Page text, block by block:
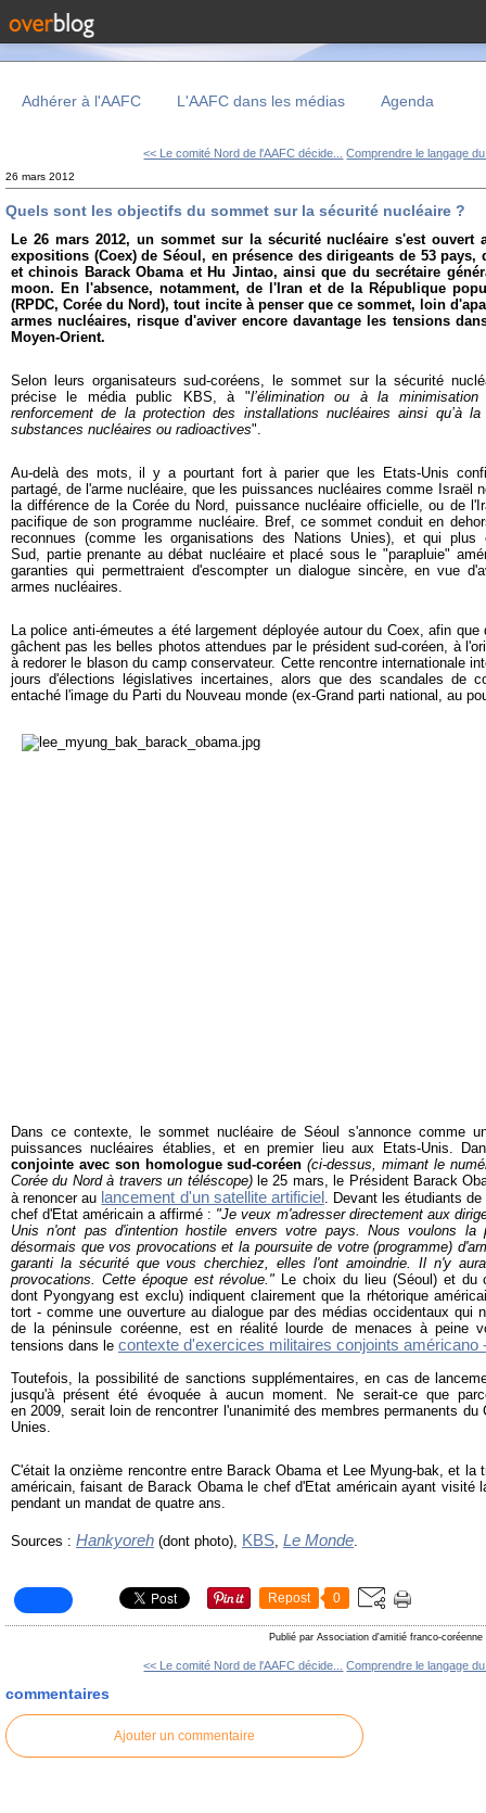
Adhérer à l'AAFC L'AAFC dans les médias Agenda
<< Le comité Nord de l'AAFC décide... Comprendre le langage
26 mars 2012
Quels sont les objectifs du sommet sur la sécurité nucléaire ?
Le 26 mars 2012, un sommet sur la sécurité nucléaire s'est ouvert
expositions (Coex) de Séoul, en présence des dirigeants de 53
et chinois Barack Obama et Hu Jintao, ainsi que du secrétaire
moon. En l'absence, notamment, de l'Iran et de la République
(RPDC, Corée du Nord), tout incite à penser que ce sommet, loin
armes nucléaires, risque d'aviver encore davantage les tensions
Moyen-Orient.
Selon leurs organisateurs sud-coréens, le sommet sur la sécurité
précise le média public KBS, à "l’élimination ou à la
renforcement de la protection des installations nucléaires ainsi qu’à
substances nucléaires ou radioactives".
Au-delà des mots, il y a pourtant fort à parier que les Etats-Unis
partagé, de l'arme nucléaire, que les puissances nucléaires comme Israël
la différence de la Corée du Nord, puissance nucléaire officielle, ou de
pacifique de son programme nucléaire. Bref, ce sommet conduit en
reconnues (comme les organisations des Nations Unies), et qui
Sud, partie prenante au débat nucléaire et placé sous le "parapluie"
garanties qui permettraient d'escompter un dialogue sincère, en vue
armes nucléaires.
La police anti-émeutes a été largement déployée autour du Coex, afin
gâchent pas les belles photos attendues par le président sud-coréen, à
à redorer le blason du camp conservateur. Cette rencontre internationale
jours d'élections législatives incertaines, alors que des scandales de
entaché l'image du Parti du Nouveau monde (ex-Grand parti national, au
Dans ce contexte, le sommet nucléaire de Séoul s'annonce comme
puissances nucléaires établies, et en premier lieu aux Etats-Unis.
conjointe avec son homologue sud-coréen (ci-dessus, mimant le
Corée du Nord à travers un téléscope)le 25 mars, le Président Barack
à renoncer au lancement d'un satellite artificiel . Devant les étudiants
chef d'Etat américain a affirmé : "Je veux m'adresser directement aux
Unis n'ont pas d'intention hostile envers votre pays. Nous voulons la
désormais que vos provocations et la poursuite de votre (programme)
garanti la sécurité que vous cherchiez, elles l'ont amoindrie. Il n'y
provocations. Cette époque est révolue." Le choix du lieu (Séoul) et du
dont Pyongyang est exclu) indiquent clairement que la rhétorique
tort - comme une ouverture au dialogue par des médias occidentaux qui
de la péninsule coréenne, est en réalité lourde de menaces à peine
tensions dans le contexte d'exercices militaires conjoints américano
Toutefois, la possibilité de sanctions supplémentaires, en cas de
jusqu'à présent été évoquée à aucun moment. Ne serait-ce que
en 2009, serait loin de rencontrer l'unanimité des membres permanents
Unies.
C'était la onzième rencontre entre Barack Obama et Lee Myung-bak, et la
américain, faisant de Barack Obama le chef d'Etat américain ayant visité
pendant un mandat de quatre ans.
Sources : Hankyoreh (dont photo), KBS, Le Monde.
Repost 0
Publié par Association d'amitié franco-coréenne
<< Le comité Nord de l'AAFC décide... Comprendre le langage
commentaires
Ajouter un commentaire